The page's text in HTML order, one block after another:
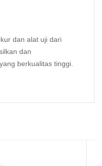
dan alat uji dari
dan
berkualitas tinggi.